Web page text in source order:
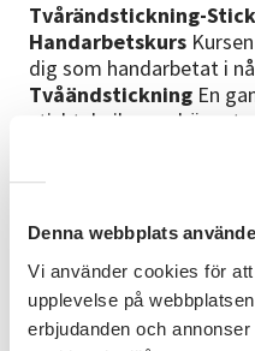
Denna webbplats
Vi använder cookies för
upplevelse på
erbjudanden och
Tvårändstickning-
Handarbetskurs
dig som handarbetat i
Tvåändstickning En
stickteknik som
stickningen.Stickning
Att brodera på ull har en
historia och tradition.
broderade vantar, en